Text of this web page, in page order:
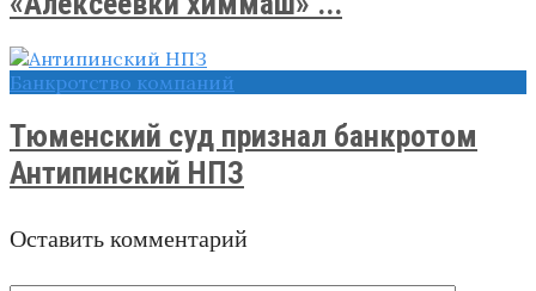
Банкротство компаний
Тюменский суд признал банкротом
Антипинский НПЗ
Оставить комментарий